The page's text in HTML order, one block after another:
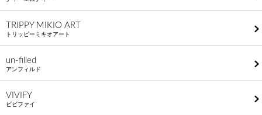
TRIPPY MIKIO ART
トリッピーミキオアート
un-filled
アンフィルド
VIVIFY
ビビファイ